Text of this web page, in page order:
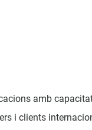
amb
i clients